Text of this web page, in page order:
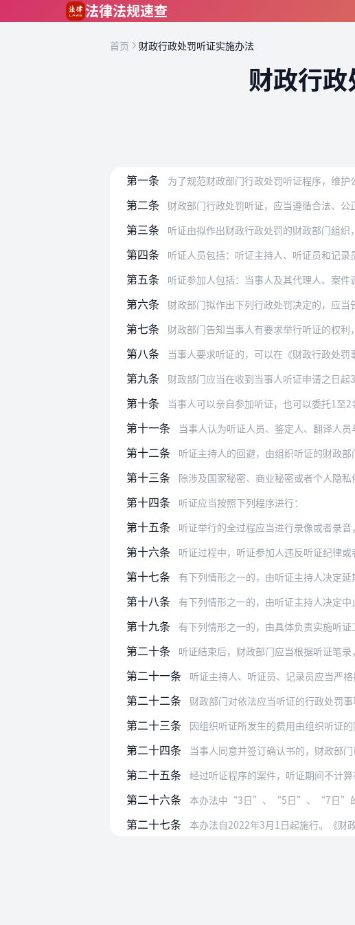
法律法规速查
首页 财政行政处罚听证实施办法
财政行
第一条 为了规范财政部门行政处罚听证程序，维护公民、
第二条 财政部门行政处罚听证，应当遵循合法、公
第三条 听证由拟作出财政行政处罚的财政部门组织
第四条 听证人员包括：听证主持人、听证员和记录
第五条 听证参加人包括：当事人及其代理人、案件
第六条 财政部门拟作出下列行政处罚决定的，应当
第七条 财政部门告知当事人有要求举行听证的权利，应当送
第八条 当事人要求听证的，可以在《财政行政处罚事项告知
第九条 财政部门应当在收到当事人听证申请之日起30日内
第十条 当事人可以亲自参加听证，也可以委托1至2名代理人
第十一条 当事人认为听证人员、鉴定人、翻译人
第十二条 听证主持人的回避，由组织听证的财政部
第十三条 除涉及国家秘密、商业秘密或者个人隐私
第十四条 听证应当按照下列程序进行：
第十五条 听证举行的全过程应当进行录像或者录音
第十六条 听证过程中，听证参加人违反听证纪律
第十七条 有下列情形之一的，由听证主持人决定延
第十八条 有下列情形之一的，由听证主持人决定中
第十九条 有下列情形之一的，由具体负责实施听证
第二十条 听证结束后，财政部门应当根据听证笔录
第二十一条 听证主持人、听证员、记录员应当严格按照
第二十二条 财政部门对依法应当听证的行政处罚
第二十三条 因组织听证所发生的费用由组织听证的
第二十四条 当事人同意并签订确认书的，财政部门可以采用
第二十五条 经过听证程序的案件，听证期间不计算
第二十六条 本办法中“3日”、“5日”、“7日”的
第二十七条 本办法自2022年3月1日起施行。《财